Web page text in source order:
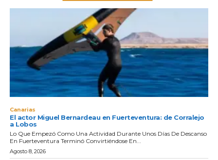
Canarias
El actor Miguel Bernardeau en Fuerteventura: de Corralejo
a Lobos
Lo Que Empezó Como Una Actividad Durante Unos Días De Descanso
En Fuerteventura Terminó Convirtiéndose En...
Agosto 8, 2026